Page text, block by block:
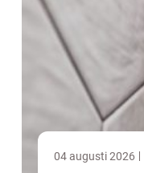
04 augusti 2026